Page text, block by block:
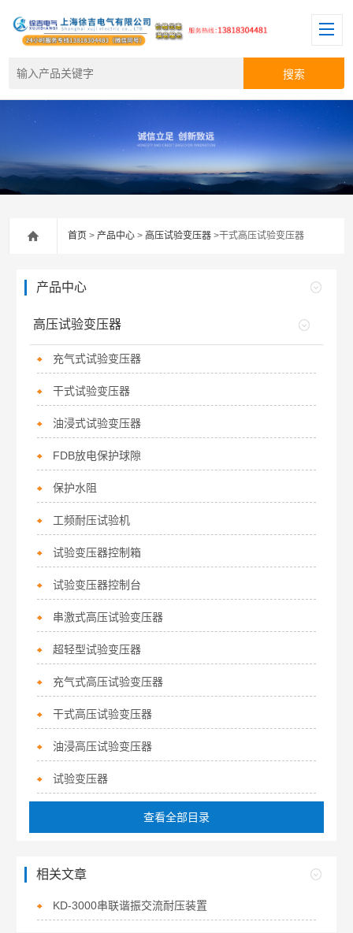
首页 >产品中心 > 高压试验变压器 >干式高压试验变压器
产品中心
高压试验变压器
充气式试验变压器
干式试验变压器
油浸式试验变压器
FDB放电保护球隙
保护水阻
工频耐压试验机
试验变压器控制箱
试验变压器控制台
串激式高压试验变压器
超轻型试验变压器
充气式高压试验变压器
干式高压试验变压器
油浸高压试验变压器
试验变压器
查看全部目录
相关文章
KD-3000串联谐振交流耐压装置